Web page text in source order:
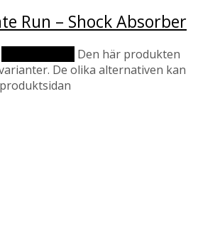
Run – Shock Absorber
Den här produkten
De olika alternativen kan